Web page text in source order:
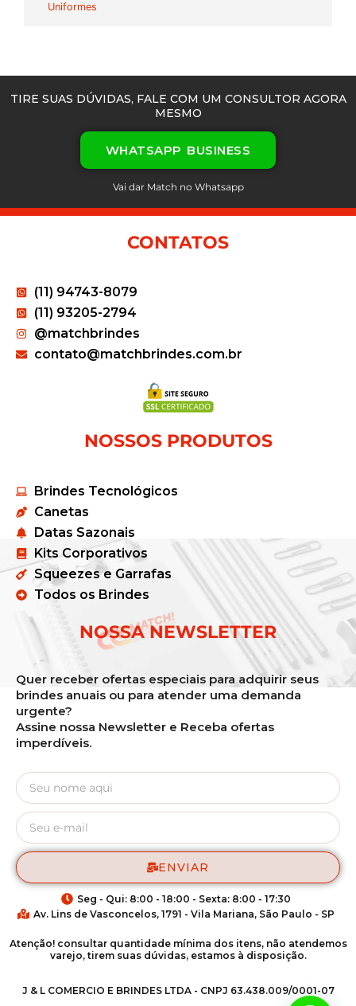
Uniformes
TIRE SUAS DÚVIDAS, FALE COM UM CONSULTOR AGORA
MESMO
WHATSAPP BUSINESS
Vai dar Match no Whatsapp
CONTATOS
(11) 94743-8079
(11) 93205-2794
@matchbrindes
contato@matchbrindes.com.br
NOSSOS PRODUTOS
Brindes Tecnológicos
Canetas
Datas Sazonais
Kits Corporativos
Squeezes e Garrafas
Todos os Brindes
NOSSA NEWSLETTER
Quer receber ofertas especiais para adquirir seus
brindes anuais ou para atender uma demanda
urgente?
Assine nossa Newsletter e Receba ofertas
imperdíveis.
ENVIAR
Seg - Qui: 8:00 - 18:00 - Sexta: 8:00 - 17:30
Av. Lins de Vasconcelos, 1791 - Vila Mariana, São Paulo - SP
Atenção! consultar quantidade mínima dos itens, não atendemos
varejo, tirem suas dúvidas, estamos à disposição.
J & L COMERCIO E BRINDES LTDA - CNPJ 63.438.009/0001-07